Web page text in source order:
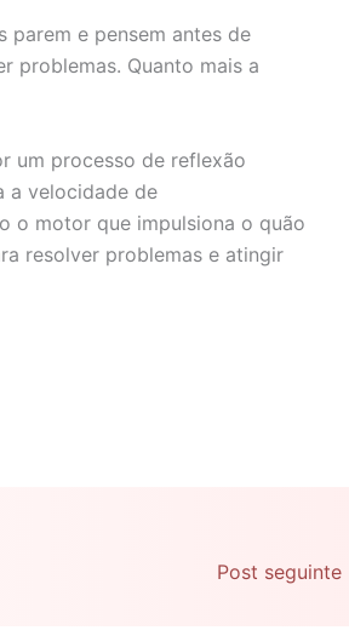
parem e pensem antes de
problemas. Quanto mais a
um processo de reflexão
a velocidade de
o motor que impulsiona o quão
resolver problemas e atingir
Post seguinte